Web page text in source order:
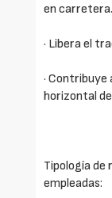
en carretera.
· Libera el
· Contribuye
horizontal
Tipología de
empleadas: